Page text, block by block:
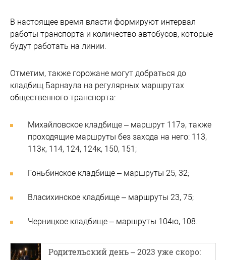
В настоящее время власти формируют интервал
работы транспорта и количество автобусов, которые
будут работать на линии.
Отметим, также горожане могут добраться до
кладбищ Барнаула на регулярных маршрутах
общественного транспорта:
Михайловское кладбище – маршрут 117э, также
проходящие маршруты без захода на него: 113,
113к, 114, 124, 124к, 150, 151;
Гоньбинское кладбище – маршруты 25, 32;
Власихинское кладбище – маршруты 23, 75;
Черницкое кладбище – маршруты 104ю, 108.
Родительский день – 2023 уже скоро: